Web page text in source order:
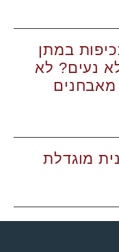
במתן
נעים? לא
מאבחנים
מוגדלת